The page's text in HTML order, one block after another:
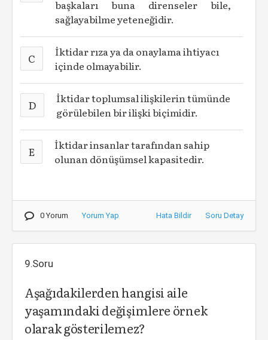
başkaları buna direnseler bile,
sağlayabilme yeteneğidir.
C
İktidar rıza ya da onaylama ihtiyacı
içinde olmayabilir.
D
İktidar toplumsal ilişkilerin tümünde
görülebilen bir ilişki biçimidir.
E
İktidar insanlar tarafından sahip
olunan dönüşümsel kapasitedir.
0 Yorum Yorum Yap Hata Bildir Soru Detay
9.Soru
Aşağıdakilerden hangisi aile
yaşamındaki değişimlere örnek
olarak gösterilemez?